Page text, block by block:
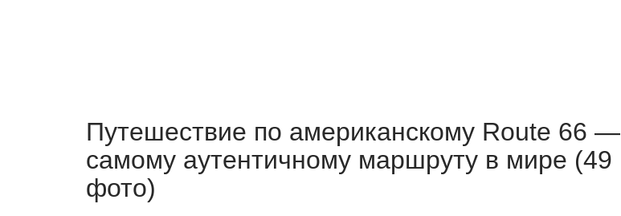
Путешествие по американскому Route 66 —
самому аутентичному маршруту в мире (49
фото)